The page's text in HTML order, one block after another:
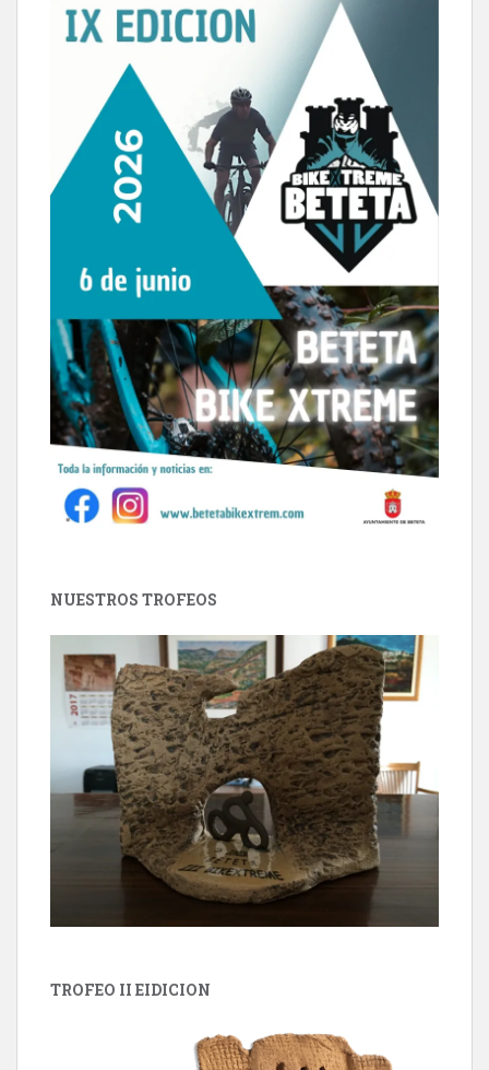
NUESTROS TROFEOS
TROFEO II EIDICION